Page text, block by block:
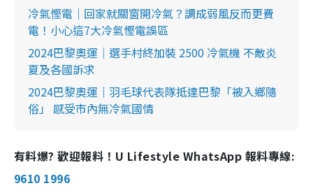
冷氣慳電｜回家就關窗開冷氣？調成弱風反而更費
電！小心這7大冷氣慳電誤區
2024巴黎奧運│選手村終加裝 2500 冷氣機 不敵炎
夏及各國訴求
2024巴黎奧運｜羽毛球代表隊抵達巴黎「被入鄉隨
俗」 感受市內無冷氣國情
有料爆? 歡迎報料！U Lifestyle WhatsApp 報料專線:
9610 1996